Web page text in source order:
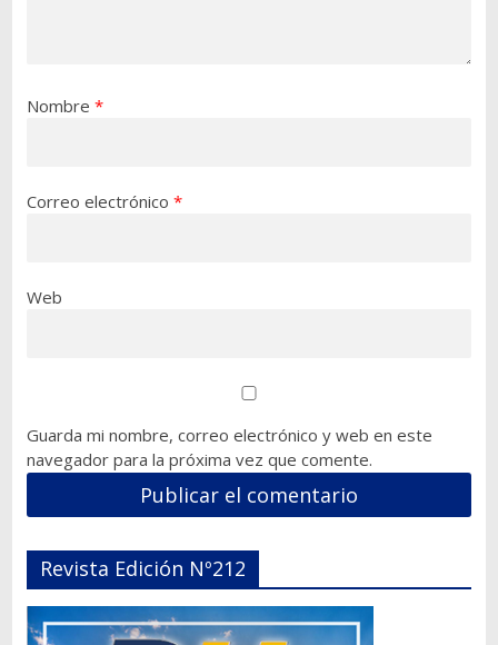
Nombre *
Correo electrónico *
Web
Guarda mi nombre, correo electrónico y web en este
navegador para la próxima vez que comente.
Revista Edición Nº212